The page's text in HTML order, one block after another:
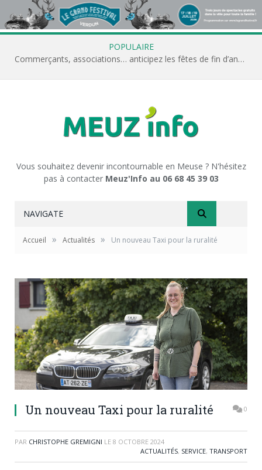
POPULAIRE
Commerçants, associations… anticipez les fêtes de fin d’année avec Meuz’Info
Vous souhaitez devenir incontournable en Meuse ? N'hésitez
pas à contacter Meuz'Info au 06 68 45 39 03
NAVIGATE
Accueil » Actualités » Un nouveau Taxi pour la ruralité
Un nouveau Taxi pour la ruralité 0
PAR CHRISTOPHE GREMIGNI LE 8 OCTOBRE 2024
ACTUALITÉS, SERVICE, TRANSPORT